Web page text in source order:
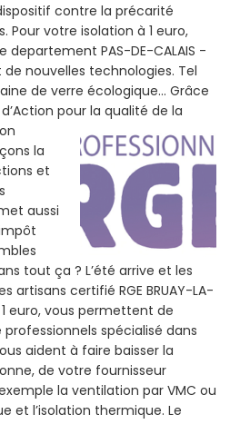
contre la précarité
Pour votre isolation à 1 euro,
PAS-DE-CALAIS -
nouvelles technologies. Tel
de verre écologique... Grâce
pour la qualité de la
la
et
aussi
tout ça ? L’été arrive et les
artisans certifié RGE BRUAY-LA-
1 euro, vous permettent de
spécialisé dans
aident à faire baisser la
de votre fournisseur
la ventilation par VMC ou
et l’isolation thermique. Le